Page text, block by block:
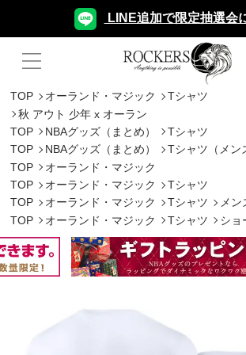
LINE追加で限定抽選会
TOP オーランド・マジック
Tシャツ
秋 アウト 少年 x オーラン
TOP
NBAグッズ（まとめ）
Tシャツ
TOP
NBAグッズ（まとめ）
Tシャツ（メン
TOP
オーランド・マジック
TOP
オーランド・マジック
Tシャツ
TOP
オーランド・マジック Tシャツ
メン
TOP
オーランド・マジック Tシャツ ショ